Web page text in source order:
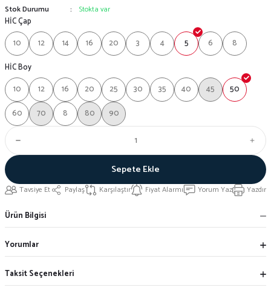
Stok Durumu
Stokta var
HİC Çap
10
12 14 16 20 3 4 5 6
8
HİC Boy
10
12 16 20 25 30 35 40 45
50
60
70 8 80 90
Sepete Ekle
Tavsiye Et Paylaş Karşılaştır Fiyat Alarmı Yorum Yaz Yazdır
Ürün Bilgisi
Yorumlar
Taksit Seçenekleri